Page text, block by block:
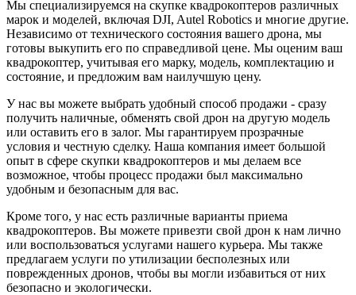
Мы специализируемся на скупке квадрокоптеров различных
марок и моделей, включая DJI, Autel Robotics и многие другие.
Независимо от технического состояния вашего дрона, мы
готовы выкупить его по справедливой цене. Мы оценим ваш
квадрокоптер, учитывая его марку, модель, комплектацию и
состояние, и предложим вам наилучшую цену.
У нас вы можете выбрать удобный способ продажи - сразу
получить наличные, обменять свой дрон на другую модель
или оставить его в залог. Мы гарантируем прозрачные
условия и честную сделку. Наша компания имеет большой
опыт в сфере скупки квадрокоптеров и мы делаем все
возможное, чтобы процесс продажи был максимально
удобным и безопасным для вас.
Кроме того, у нас есть различные варианты приема
квадрокоптеров. Вы можете привезти свой дрон к нам лично
или воспользоваться услугами нашего курьера. Мы также
предлагаем услуги по утилизации бесполезных или
поврежденных дронов, чтобы вы могли избавиться от них
безопасно и экологически.